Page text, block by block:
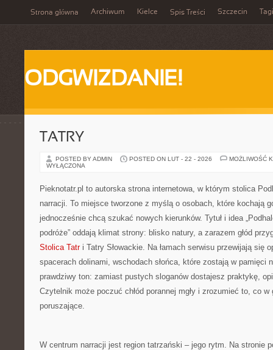
Strona główna Archiwum Kielce Spis Treści Szczecin Tagi
ODGWIZDANIE!
TATRY
POSTED BY ADMIN POSTED ON LUT - 22 - 2026
MOŻLIWOŚĆ
WYŁĄCZONA
Pieknotatr.pl to autorska strona internetowa, w którym stolica
narracji. To miejsce tworzone z myślą o osobach, które kochają
jednocześnie chcą szukać nowych kierunków. Tytuł i idea
podróże” oddają klimat strony: blisko natury, a zarazem głód
Stolica Tatri Tatry Słowackie. Na łamach serwisu przewijają się
spacerach dolinami, wschodach słońca, które zostają w pamięci
prawdziwy ton: zamiast pustych sloganów dostajesz praktykę,
Czytelnik może poczuć chłód porannej mgły i zrozumieć to, co w
poruszające.
W centrum narracji jest region tatrzański – jego rytm. Na stronie